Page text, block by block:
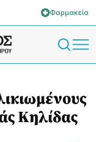
Φαρμακεία
Κηλίδας